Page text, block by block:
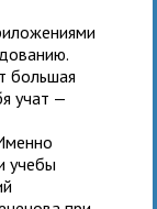
большая
учат —
учебы